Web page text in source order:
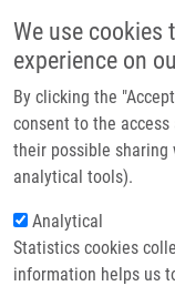
We use cookies
experience on
By clicking the
consent to the
their possible sharing
analytical tools).
Analytical
Statistics cookies
information helps us
Header image